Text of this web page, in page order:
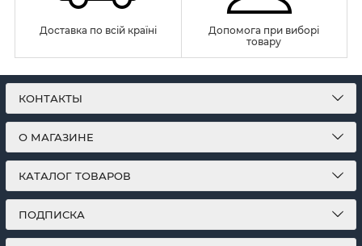
Доставка по всій країні
Допомога при виборі
товару
КОНТАКТЫ
О МАГАЗИНЕ
КАТАЛОГ ТОВАРОВ
ПОДПИСКА